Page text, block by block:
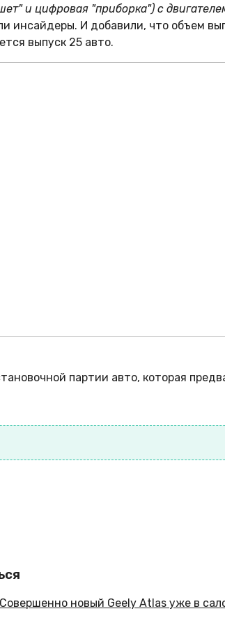
и цифровая "приборка") с
инсайдеры. И добавили, что объем
выпуск 25 авто.
партии авто, которая